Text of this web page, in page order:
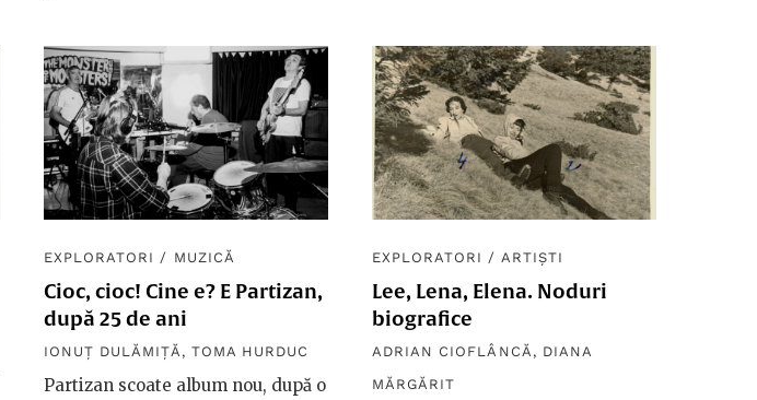
EXPLORATORI / MUZICĂ
Cioc, cioc! Cine e? E Partizan,
după 25 de ani
IONUȚ DULĂMIȚĂ , TOMA HURDUC
Partizan scoate album nou, după o
EXPLORATORI / ARTIȘTI
Lee, Lena, Elena. Noduri
biografice
ADRIAN CIOFLÂNCĂ , DIANA
MĂRGĂRIT